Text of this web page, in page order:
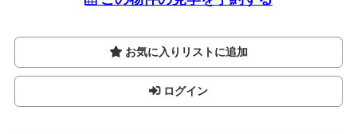
お気に入りリストに追加
ログイン